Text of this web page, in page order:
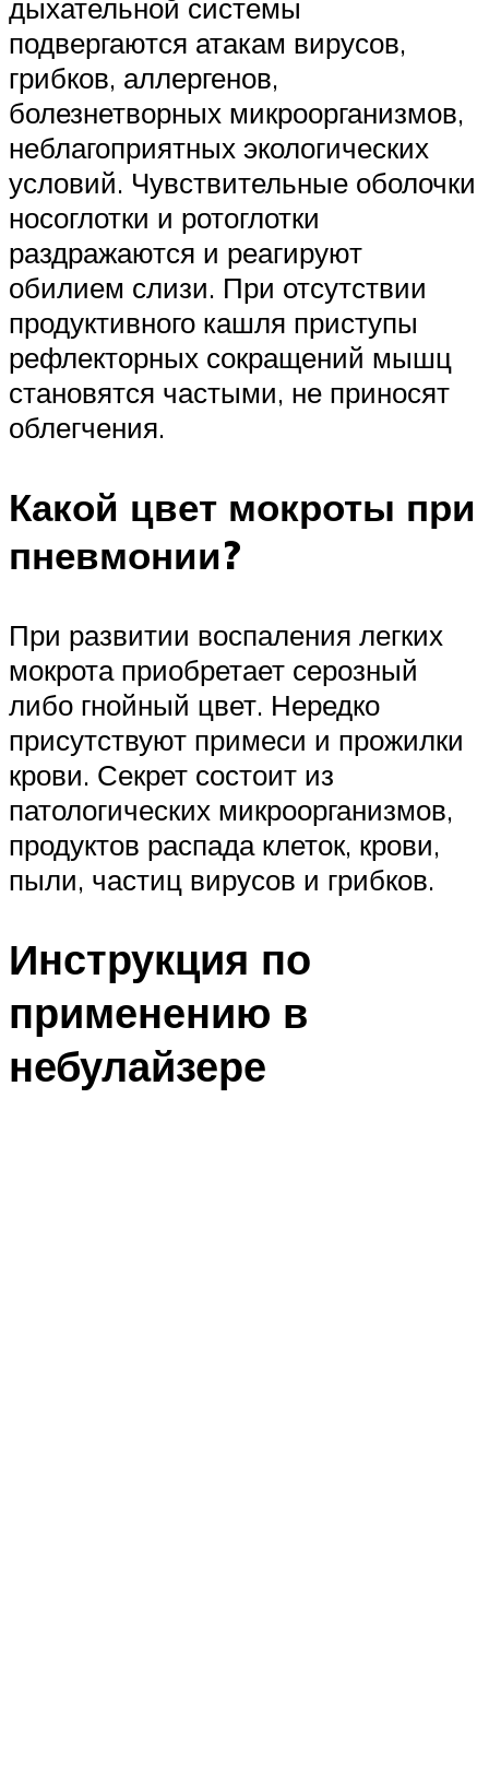
дыхательной системы
подвергаются атакам вирусов,
грибков, аллергенов,
болезнетворных микроорганизмов,
неблагоприятных экологических
условий. Чувствительные оболочки
носоглотки и ротоглотки
раздражаются и реагируют
обилием слизи. При отсутствии
продуктивного кашля приступы
рефлекторных сокращений мышц
становятся частыми, не приносят
облегчения.
Какой цвет мокроты при
пневмонии?
При развитии воспаления легких
мокрота приобретает серозный
либо гнойный цвет. Нередко
присутствуют примеси и прожилки
крови. Секрет состоит из
патологических микроорганизмов,
продуктов распада клеток, крови,
пыли, частиц вирусов и грибков.
Инструкция по
применению в
небулайзере